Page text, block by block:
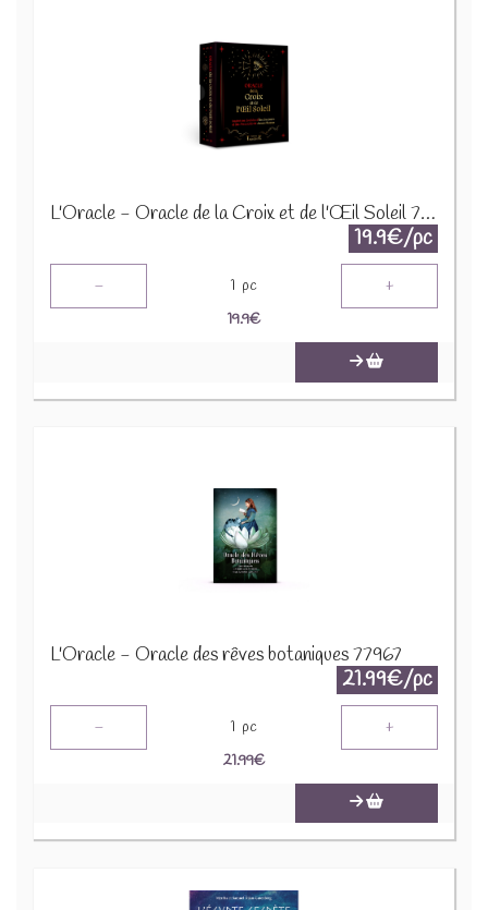
L'Oracle - Oracle de la Croix et de l'Œil Soleil 77817
19.9€/pc
- 1 pc +
19.9€
L'Oracle - Oracle des rêves botaniques 77967
21.99€/pc
- 1 pc +
21.99€